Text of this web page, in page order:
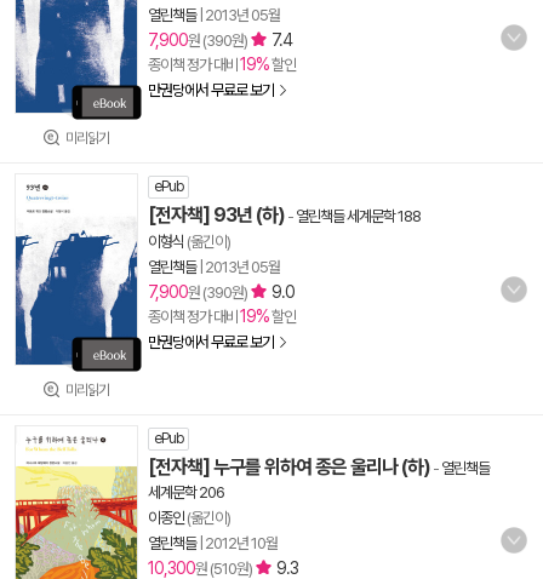
미리읽기
열린책들| 2013년 05월
7,900원 (390원) 7.4
종이책 정가 대비 19%할인
만권당에서 무료로 보기
미리읽기
ePub
[전자책] 93년 (하) - 열린책들 세계문학 188
이형식 (옮긴이)
열린책들| 2013년 05월
7,900원 (390원) 9.0
종이책 정가 대비 19%할인
만권당에서 무료로 보기
ePub
[전자책] 누구를 위하여 종은 울리나 (하) - 열린책들
세계문학 206
이종인 (옮긴이)
열린책들| 2012년 10월
10,300원 (510원) 9.3